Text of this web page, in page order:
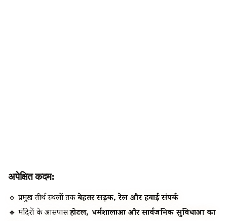
अपेक्षित कदम:
🔹 प्रमुख तीर्थ स्थलों तकबेहतर सड़क, रेल और हवाई संपर्क
🔹 मंदिरों के आसपासहोटल, धर्मशालाओं और सार्वजनिक सुविधाओं का